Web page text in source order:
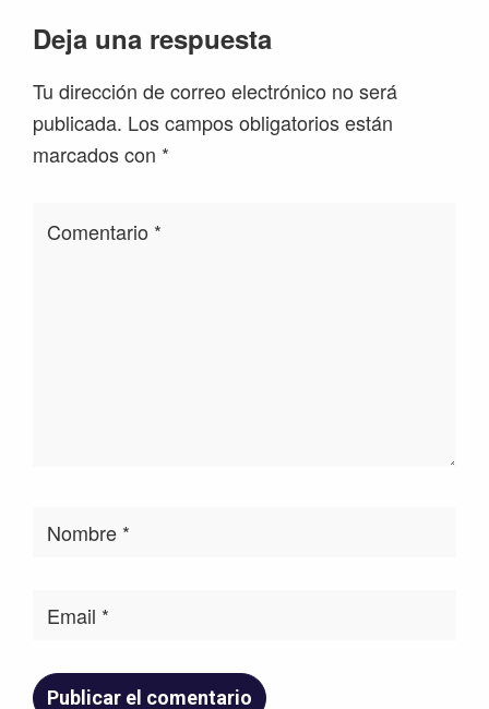
Interacciones
los
lectores
Deja una respuesta
Tu dirección de correo electrónico no será
publicada. Los campos obligatorios están
marcados con *